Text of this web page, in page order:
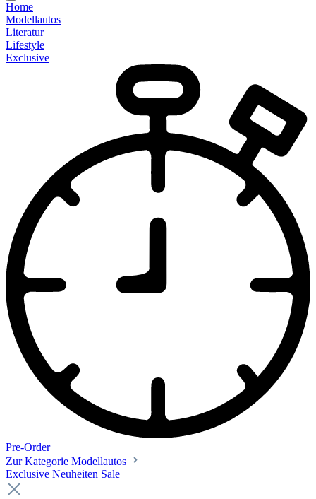
Home
Modellautos
Literatur
Lifestyle
Exclusive
Pre-Order
Zur Kategorie Modellautos
Exclusive Neuheiten Sale